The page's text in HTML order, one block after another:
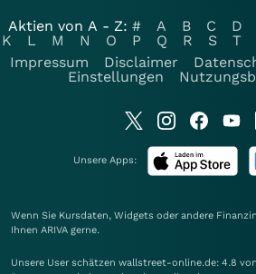
Aktien von A - Z: # A B C D
K
L M N O P Q R S T
Impressum
Disclaimer
Einstellungen
Unsere Apps:
Wenn Sie Kursdaten, Widgets oder andere
Ihnen ARIVA gerne.
Unsere User schätzen wallstreet-online.de: 4.8